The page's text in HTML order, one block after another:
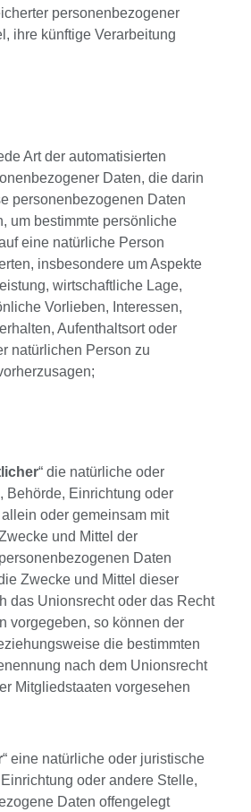
personenbezogener
ihre künftige Verarbeitung
Art der automatisierten
Daten, die darin
personenbezogenen Daten
um bestimmte persönliche
eine natürliche Person
insbesondere um Aspekte
wirtschaftliche Lage,
Vorlieben, Interessen,
Aufenthaltsort oder
natürlichen Person zu
“ die natürliche oder
Behörde, Einrichtung oder
oder gemeinsam mit
und Mittel der
Daten
Zwecke und Mittel dieser
das Unionsrecht oder das Recht
vorgegeben, so können der
die bestimmten
nach dem Unionsrecht
Mitgliedstaaten vorgesehen
“ eine natürliche oder juristische
oder andere Stelle,
Daten offengelegt